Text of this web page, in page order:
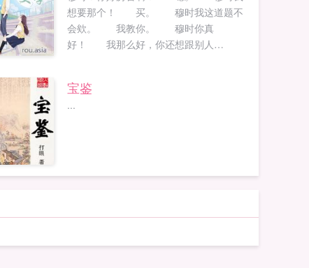
想要那个！ 买。 穆时我这道题不
会欸。 我教你。 穆时你真
好！ 我那么好，你还想跟别人
宝鉴
...